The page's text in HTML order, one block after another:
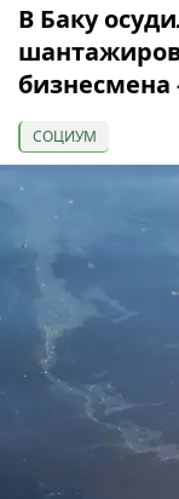
В Баку
СОЦИУМ